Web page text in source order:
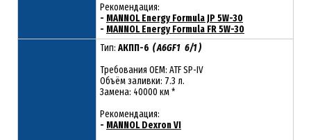
Рекомендация:
- MANNOL Energy Formula JP 5W-30
- MANNOL Energy Formula FR 5W-30
Тип: АКПП-6 ( A6GF1 6/1 )
Требования OEM: ATF SP-IV
Объём заливки: 7.3 л.
Замена: 40000 км *
Рекомендация:
- MANNOL Dexron VI